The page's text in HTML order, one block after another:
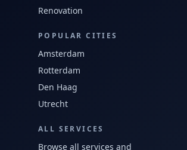
Renovation
POPULAR CITIES
Amsterdam
Rotterdam
Den Haag
Utrecht
ALL SERVICES
Browse all services and